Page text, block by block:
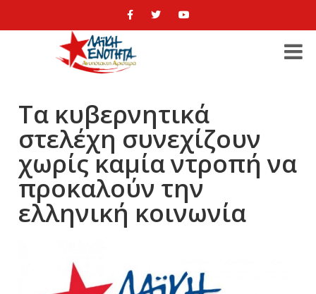
Τα κυβερνητικά
στελέχη συνεχίζουν
χωρίς καμία ντροπή να
προκαλούν την
ελληνική κοινωνία